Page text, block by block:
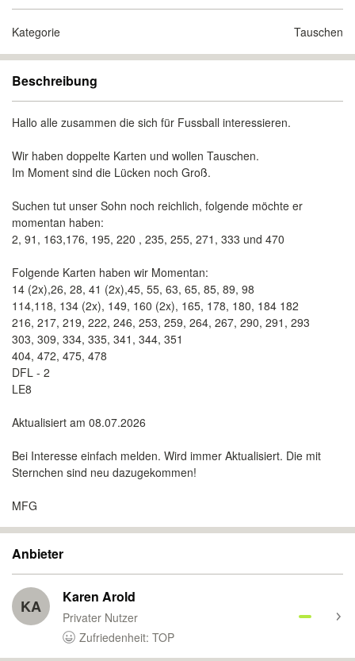
Kategorie Tauschen
Beschreibung
Hallo alle zusammen die sich für Fussball interessieren.
Wir haben doppelte Karten und wollen Tauschen.
Im Moment sind die Lücken noch Groß.
Suchen tut unser Sohn noch reichlich, folgende möchte er
momentan haben:
2, 91, 163,176, 195, 220 , 235, 255, 271, 333 und 470
Folgende Karten haben wir Momentan:
14 (2x),26, 28, 41 (2x),45, 55, 63, 65, 85, 89, 98
114,118, 134 (2x), 149, 160 (2x), 165, 178, 180, 184 182
216, 217, 219, 222, 246, 253, 259, 264, 267, 290, 291, 293
303, 309, 334, 335, 341, 344, 351
404, 472, 475, 478
DFL - 2
LE8
Aktualisiert am 08.07.2026
Bei Interesse einfach melden. Wird immer Aktualisiert. Die mit
Sternchen sind neu dazugekommen!
MFG
Anbieter
KA Karen Arold
Privater Nutzer
Zufriedenheit: TOP